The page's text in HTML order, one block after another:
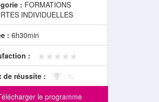
: FORMATIONS
INDIVIDUELLES
: 6h30min
: ★★★★★
★★★★★
de réussite : - %
le programme